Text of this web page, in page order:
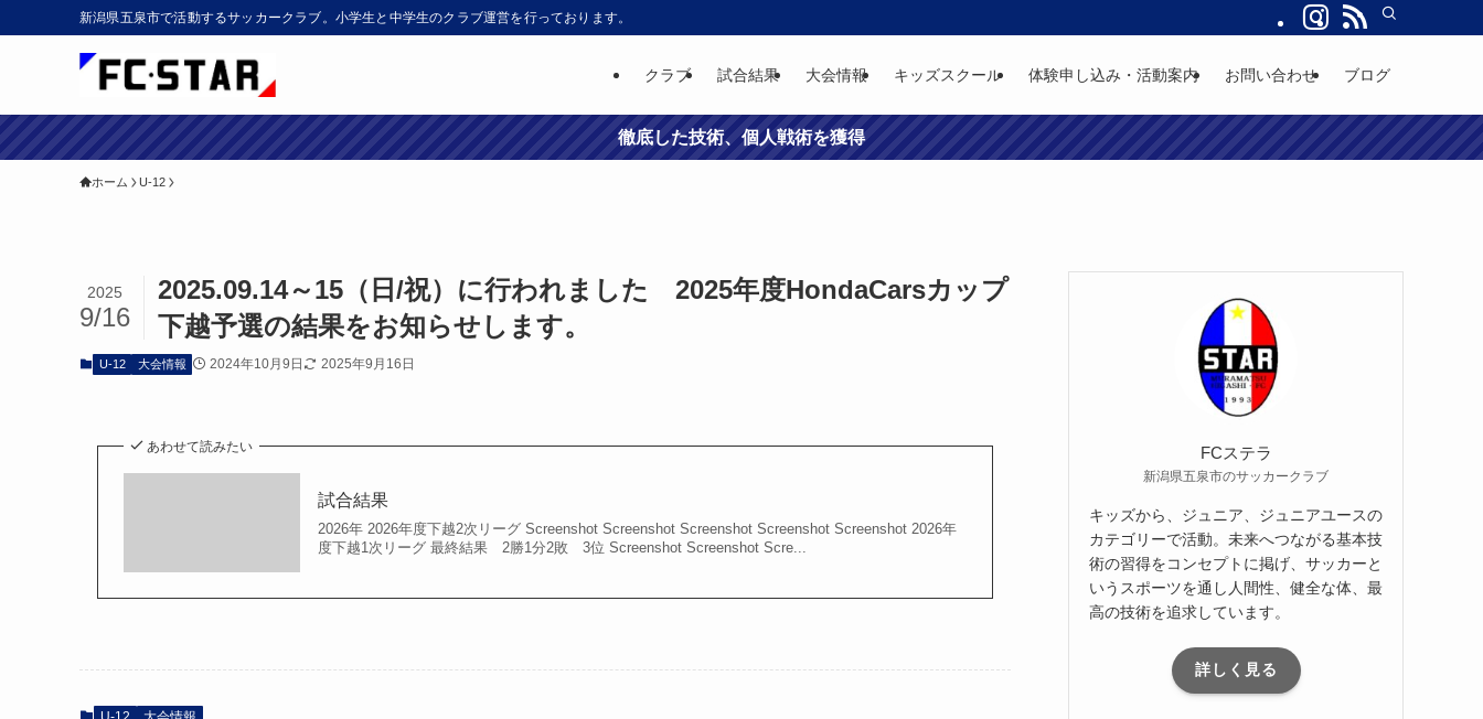
新潟県五泉市で活動するサッカークラブ。小学生と中学生のクラブ運営を行っております。
クラブ 試合結果 大会情報 キッズスクール 体験申し込み・活動案内 お問い合わせ ブログ
徹底した技術、個人戦術を獲得
ホーム U-12
2025.09.14～15（日/祝）に行われました 2025年度HondaCarsカップ
下越予選の結果をお知らせします。
2025
9/16
U-12 大会情報 2024年10月9日 2025年9月16日
あわせて読みたい
試合結果
2026年 2026年度下越2次リーグ Screenshot Screenshot Screenshot Screenshot Screenshot 2026年
度下越1次リーグ 最終結果 2勝1分2敗 3位 Screenshot Screenshot Scre...
FCステラ
新潟県五泉市のサッカークラブ
キッズから、ジュニア、ジュニアユースの
カテゴリーで活動。未来へつながる基本技
術の習得をコンセプトに掲げ、サッカーと
いうスポーツを通し人間性、健全な体、最
高の技術を追求しています。
詳しく見る